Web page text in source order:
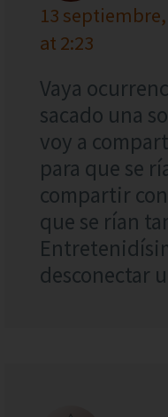
13 septiembre,
at 2:23
Vaya
sacado una
voy a
para que se
compartir
que se rían
desconectar